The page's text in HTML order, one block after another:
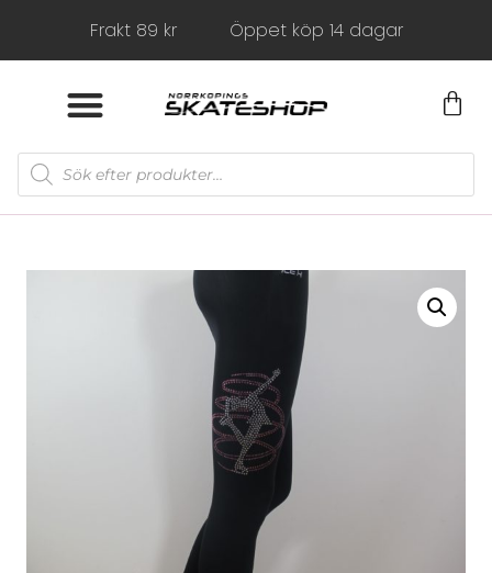
Frakt 89 kr Öppet köp 14 dagar